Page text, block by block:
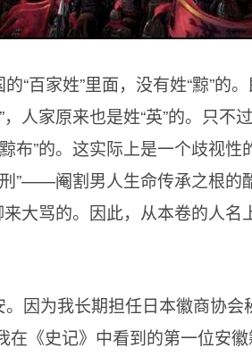
“百家姓”里面，没有姓“黥”的
，人家原来也是姓“英”的。只不
”的。这实际上是一个歧视性
”——阉割男人生命传承之根的
大骂的。因此，从本卷的人名
因为我长期担任日本徽商协会
在《史记》中看到的第一位安